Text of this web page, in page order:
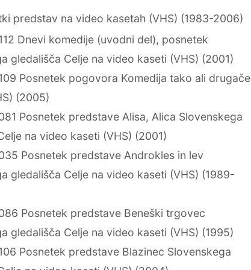
predstav na video kasetah (VHS) (1983-2006)
Dnevi komedije (uvodni del), posnetek
gledališča Celje na video kaseti (VHS) (2001)
Posnetek pogovora Komedija tako ali drugače
(2005)
Posnetek predstave Alisa, Alica Slovenskega
na video kaseti (VHS) (2001)
Posnetek predstave Androkles in lev
gledališča Celje na video kaseti (VHS) (1989-
Posnetek predstave Beneški trgovec
gledališča Celje na video kaseti (VHS) (1995)
Posnetek predstave Blazinec Slovenskega